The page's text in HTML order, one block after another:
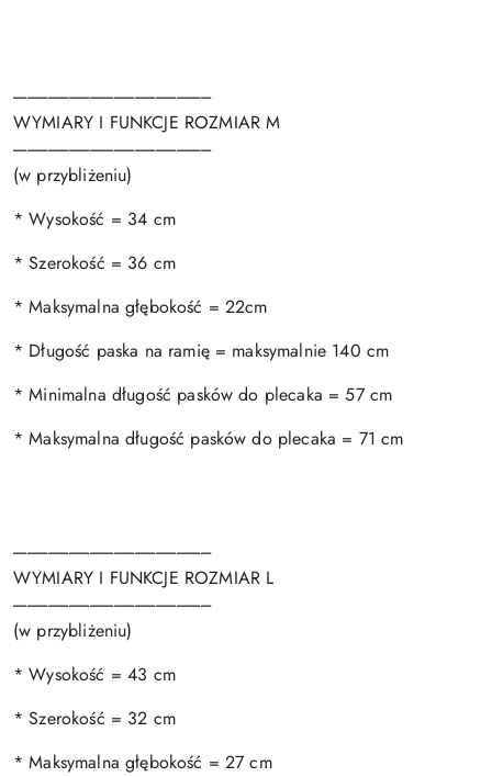
---------------------------------------------------------
WYMIARY I FUNKCJE ROZMIAR M
---------------------------------------------------------
(w przybliżeniu)
* Wysokość = 34 cm
* Szerokość = 36 cm
* Maksymalna głębokość = 22cm
* Długość paska na ramię = maksymalnie 140 cm
* Minimalna długość pasków do plecaka = 57 cm
* Maksymalna długość pasków do plecaka = 71 cm
---------------------------------------------------------
WYMIARY I FUNKCJE ROZMIAR L
---------------------------------------------------------
(w przybliżeniu)
* Wysokość = 43 cm
* Szerokość = 32 cm
* Maksymalna głębokość = 27 cm